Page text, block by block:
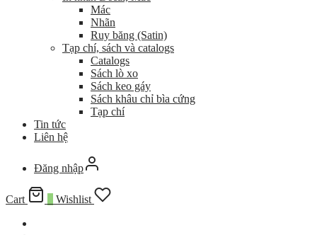
Mác
Nhãn
Ruy băng (Satin)
Tạp chí, sách và catalogs
Catalogs
Sách lò xo
Sách keo gáy
Sách khâu chỉ bìa cứng
Tạp chí
Tin tức
Liên hệ
Đăng nhập
Cart Wishlist